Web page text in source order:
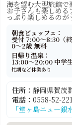
海を望む大型旅館で
お子さんも楽しめる
っぷり楽しめるの
朝食ビュッフェ：
受付 7:00〜8:30（
0～2歳 無料
日帰り温泉：
13:00〜20:00 中
忙期など休業あり
住所： 静岡県賀茂
電話： 0558-52-
「堂ヶ島ニュー